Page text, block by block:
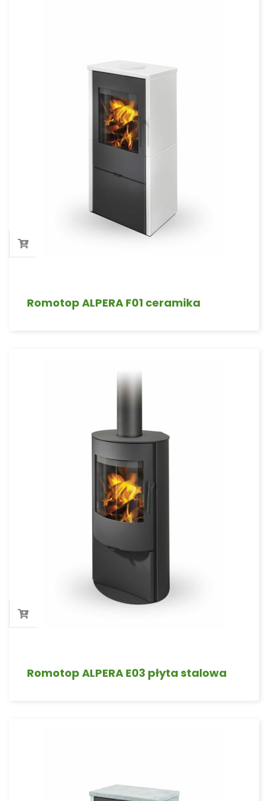
Romotop ALPERA F01 ceramika
Romotop ALPERA E03 płyta stalowa